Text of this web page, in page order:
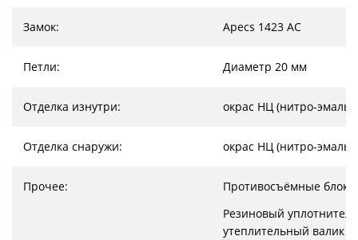
Замок: Apecs 1423 AC
Петли: Диаметр 20 мм
Отделка изнутри: окрас НЦ (нитро-эмаль)
Отделка снаружи: окрас НЦ (нитро-эмаль)
Прочее:
Противосъёмные
Резиновый
утеплительный валик